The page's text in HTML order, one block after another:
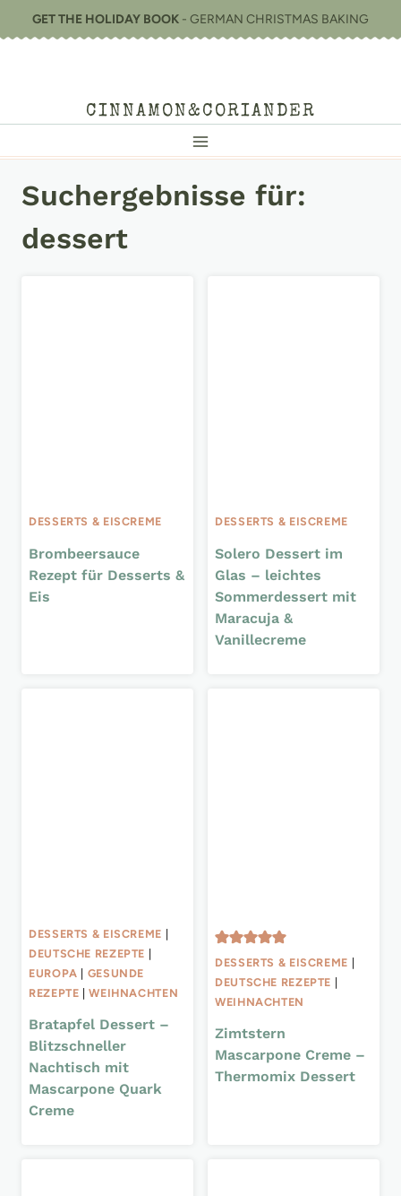
Inhalt
GET THE HOLIDAY BOOK - GERMAN CHRISTMAS BAKING
CINNAMON&CORIANDER
Suchergebnisse für:
dessert
DESSERTS & EISCREME
Brombeersauce
Rezept für Desserts &
Eis
DESSERTS & EISCREME
Solero Dessert im
Glas – leichtes
Sommerdessert mit
Maracuja &
Vanillecreme
DESSERTS & EISCREME
DEUTSCHE REZEPTE
EUROPA
GESUNDE
REZEPTE |WEIHNACHTEN
Bratapfel Dessert –
Blitzschneller
Nachtisch mit
Mascarpone Quark
Creme
DESSERTS & EISCREME
DEUTSCHE REZEPTE
WEIHNACHTEN
Zimtstern
Mascarpone Creme –
Thermomix Dessert